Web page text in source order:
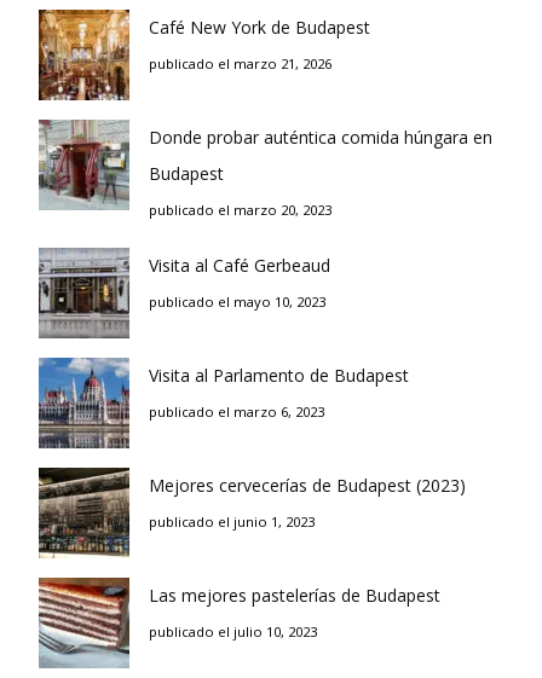
Café New York de Budapest
publicado el marzo 21, 2026
Donde probar auténtica comida húngara en
Budapest
publicado el marzo 20, 2023
Visita al Café Gerbeaud
publicado el mayo 10, 2023
Visita al Parlamento de Budapest
publicado el marzo 6, 2023
Mejores cervecerías de Budapest (2023)
publicado el junio 1, 2023
Las mejores pastelerías de Budapest
publicado el julio 10, 2023